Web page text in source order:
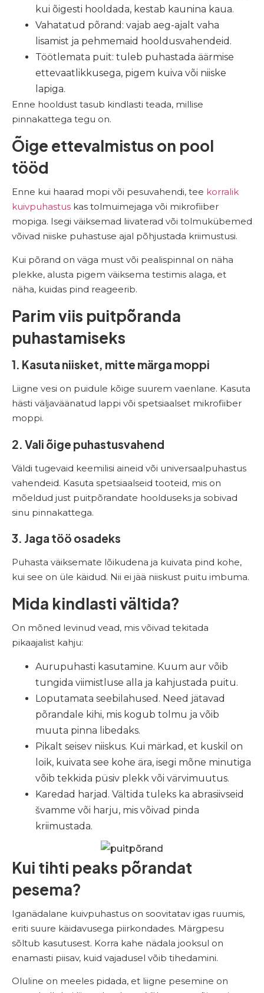
kui õigesti hooldada, kestab kaunina kaua.
Vahatatud põrand: vajab aeg-ajalt vaha
lisamist ja pehmemaid hooldusvahendeid.
Töötlemata puit: tuleb puhastada äärmise
ettevaatlikkusega, pigem kuiva või niiske
lapiga.
Enne hooldust tasub kindlasti teada, millise
pinnakattega tegu on.
Õige ettevalmistus on pool
tööd
Enne kui haarad mopi või pesuvahendi, tee korralik
kuivpuhastus kas tolmuimejaga või mikrofiiber
mopiga. Isegi väiksemad liivaterad või tolmukübemed
võivad niiske puhastuse ajal põhjustada kriimustusi.
Kui põrand on väga must või pealispinnal on näha
plekke, alusta pigem väiksema testimis alaga, et
näha, kuidas pind reageerib.
Parim viis puitpõranda
puhastamiseks
1. Kasuta niisket, mitte märga moppi
Liigne vesi on puidule kõige suurem vaenlane. Kasuta
hästi väljaväänatud lappi või spetsiaalset mikrofiiber
moppi.
2. Vali õige puhastusvahend
Väldi tugevaid keemilisi aineid või universaalpuhastus
vahendeid. Kasuta spetsiaalseid tooteid, mis on
mõeldud just puitpõrandate hoolduseks ja sobivad
sinu pinnakattega.
3. Jaga töö osadeks
Puhasta väiksemate lõikudena ja kuivata pind kohe,
kui see on üle käidud. Nii ei jää niiskust puitu imbuma.
Mida kindlasti vältida?
On mõned levinud vead, mis võivad tekitada
pikaajalist kahju:
Aurupuhasti kasutamine. Kuum aur võib
tungida viimistluse alla ja kahjustada puitu.
Loputamata seebilahused. Need jätavad
põrandale kihi, mis kogub tolmu ja võib
muuta pinna libedaks.
Pikalt seisev niiskus. Kui märkad, et kuskil on
loik, kuivata see kohe ära, isegi mõne minutiga
võib tekkida püsiv plekk või värvimuutus.
Karedad harjad. Vältida tuleks ka abrasiivseid
švamme või harju, mis võivad pinda
kriimustada.
Kui tihti peaks põrandat
pesema?
Iganädalane kuivpuhastus on soovitatav igas ruumis,
eriti suure käidavusega piirkondades. Märgpesu
sõltub kasutusest. Korra kahe nädala jooksul on
enamasti piisav, kuid vajadusel võib tihedamini.
Oluline on meeles pidada, et liigne pesemine on